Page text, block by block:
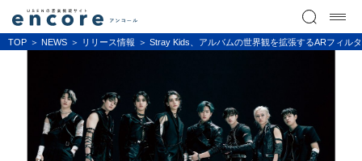
TOP NEWS リリース情報 Stray Kids、アルバムの世界観を拡張するARフィル